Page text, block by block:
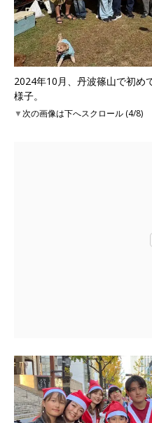
2024年10月、丹波篠山で初め
様子。
▼次の画像は下へスクロール (4/8)